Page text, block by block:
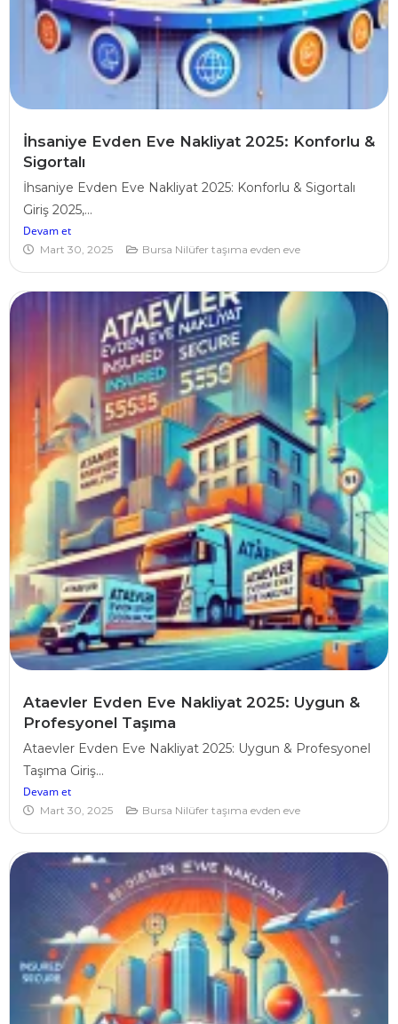
İhsaniye Evden Eve Nakliyat 2025: Konforlu &
Sigortalı
İhsaniye Evden Eve Nakliyat 2025: Konforlu & Sigortalı
Giriş 2025,...
Devam et
Mart 30, 2025 Bursa Nilüfer taşıma evden eve
Ataevler Evden Eve Nakliyat 2025: Uygun &
Profesyonel Taşıma
Ataevler Evden Eve Nakliyat 2025: Uygun & Profesyonel
Taşıma Giriş...
Devam et
Mart 30, 2025 Bursa Nilüfer taşıma evden eve